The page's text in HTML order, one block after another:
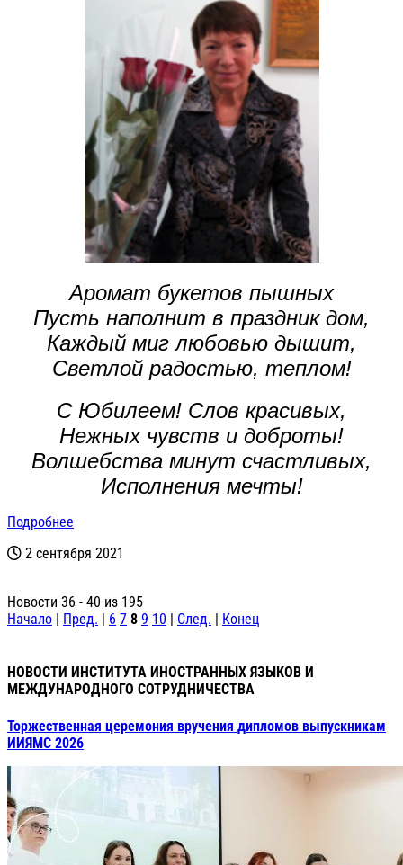
Аромат букетов пышных
Пусть наполнит в праздник дом,
Каждый миг любовью дышит,
Светлой радостью, теплом!
С Юбилеем! Слов красивых,
Нежных чувств и доброты!
Волшебства минут счастливых,
Исполнения мечты!
Подробнее
2 сентября 2021
Новости 36 - 40 из 195
Начало | Пред. | 6 7 8 9 10 | След. | Конец
НОВОСТИ ИНСТИТУТА ИНОСТРАННЫХ ЯЗЫКОВ И
МЕЖДУНАРОДНОГО СОТРУДНИЧЕСТВА
Торжественная церемония вручения дипломов выпускникам
ИИЯМС 2026